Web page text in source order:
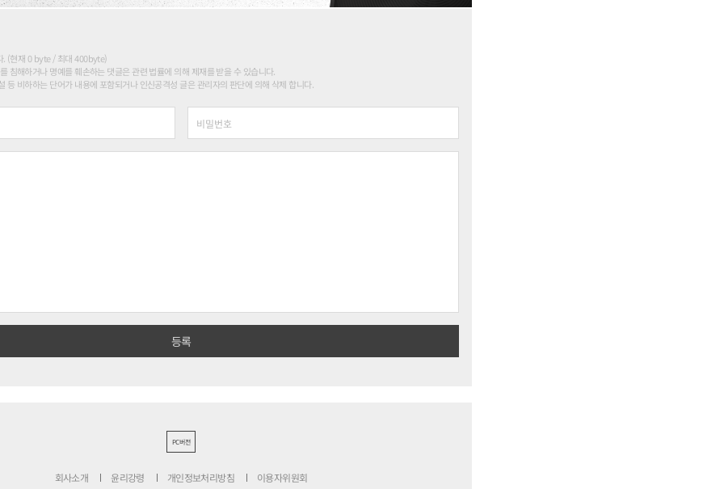
. (현재 0 byte / 최대 400byte)
침해하거나 명예를 훼손하는 댓글은 관련 법률에 의해 제재를 받을 수 있습니다.
등 비하하는 단어가 내용에 포함되거나 인신공격성 글은 관리자의 판단에 의해 삭제 합니다.
PC버전
회사소개 윤리강령 개인정보처리방침 이용자위원회